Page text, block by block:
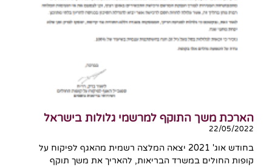
הארכת משך התוקף למרשמי גלולות בישראל
22/05/2022
בחודש אוג' 2021 יצאה המלצה רשמית מהאגף לפיקוח על
קופות החולים במשרד הבריאות, להאריך את משך תוקף